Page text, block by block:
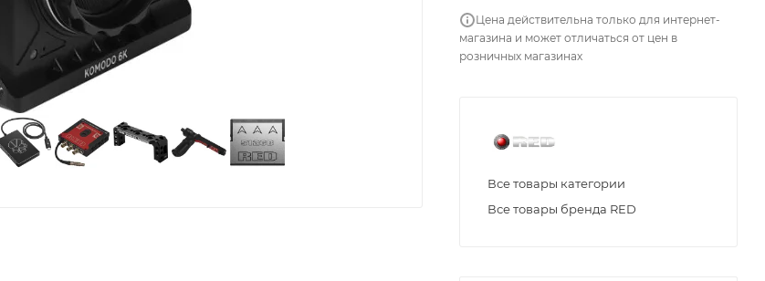
Цена действительна только для интернет-
магазина и может отличаться от цен в
розничных магазинах
Все товары категории
Все товары бренда RED